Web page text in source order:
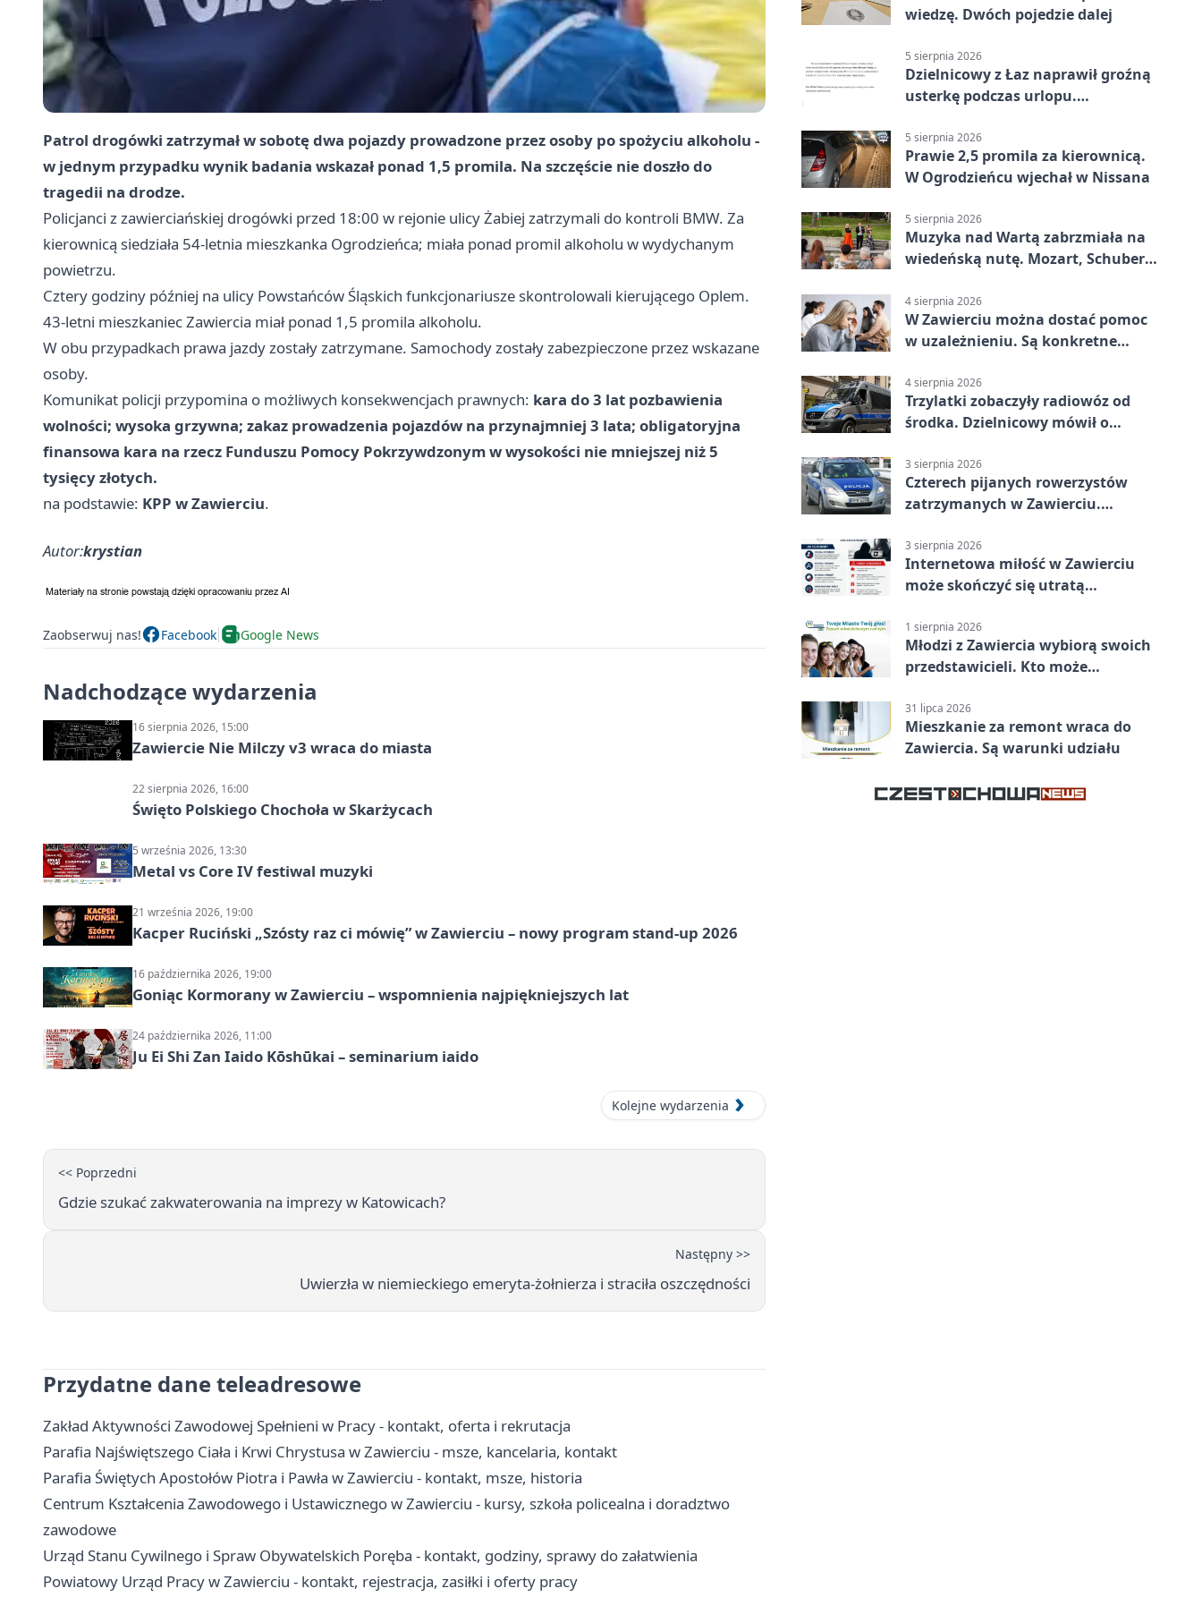
Patrol drogówki zatrzymał w sobotę dwa pojazdy prowadzone przez osoby po spożyciu alkoholu -
w jednym przypadku wynik badania wskazał ponad 1,5 promila. Na szczęście nie doszło do
tragedii na drodze.
Policjanci z zawierciańskiej drogówki przed 18:00 w rejonie ulicy Żabiej zatrzymali do kontroli BMW. Za
kierownicą siedziała 54‑letnia mieszkanka Ogrodzieńca; miała ponad promil alkoholu w wydychanym
powietrzu.
Cztery godziny później na ulicy Powstańców Śląskich funkcjonariusze skontrolowali kierującego Oplem.
43‑letni mieszkaniec Zawiercia miał ponad 1,5 promila alkoholu.
W obu przypadkach prawa jazdy zostały zatrzymane. Samochody zostały zabezpieczone przez wskazane
osoby.
Komunikat policji przypomina o możliwych konsekwencjach prawnych: kara do 3 lat pozbawienia
wolności; wysoka grzywna; zakaz prowadzenia pojazdów na przynajmniej 3 lata; obligatoryjna
finansowa kara na rzecz Funduszu Pomocy Pokrzywdzonym w wysokości nie mniejszej niż 5
tysięcy złotych.
na podstawie: KPP w Zawierciu.
Autor:krystian
Zaobserwuj nas! Facebook Google News
Nadchodzące wydarzenia
16 sierpnia 2026, 15:00
Zawiercie Nie Milczy v3 wraca do miasta
22 sierpnia 2026, 16:00
Święto Polskiego Chochoła w Skarżycach
5 września 2026, 13:30
Metal vs Core IV festiwal muzyki
21 września 2026, 19:00
Kacper Ruciński „Szósty raz ci mówię” w Zawierciu – nowy program stand-up 2026
16 października 2026, 19:00
Goniąc Kormorany w Zawierciu – wspomnienia najpiękniejszych lat
24 października 2026, 11:00
Ju Ei Shi Zan Iaido Kōshūkai – seminarium iaido
Kolejne wydarzenia
<< Poprzedni
Gdzie szukać zakwaterowania na imprezy w Katowicach?
Następny >>
Uwierzła w niemieckiego emeryta-żołnierza i straciła oszczędności
Przydatne dane teleadresowe
Zakład Aktywności Zawodowej Spełnieni w Pracy - kontakt, oferta i rekrutacja
Parafia Najświętszego Ciała i Krwi Chrystusa w Zawierciu - msze, kancelaria, kontakt
Parafia Świętych Apostołów Piotra i Pawła w Zawierciu - kontakt, msze, historia
Centrum Kształcenia Zawodowego i Ustawicznego w Zawierciu - kursy, szkoła policealna i doradztwo
zawodowe
Urząd Stanu Cywilnego i Spraw Obywatelskich Poręba - kontakt, godziny, sprawy do załatwienia
Powiatowy Urząd Pracy w Zawierciu - kontakt, rejestracja, zasiłki i oferty pracy
wiedzę. Dwóch pojedzie dalej
5 sierpnia 2026
Dzielnicowy z Łaz naprawił groźną
usterkę podczas urlopu.
5 sierpnia 2026
Prawie 2,5 promila za kierownicą.
W Ogrodzieńcu wjechał w Nissana
5 sierpnia 2026
Muzyka nad Wartą zabrzmiała na
wiedeńską nutę. Mozart, Schubert i
4 sierpnia 2026
W Zawierciu można dostać pomoc
w uzależnieniu. Są konkretne
4 sierpnia 2026
Trzylatki zobaczyły radiowóz od
środka. Dzielnicowy mówił o
3 sierpnia 2026
Czterech pijanych rowerzystów
zatrzymanych w Zawierciu.
promila
3 sierpnia 2026
Internetowa miłość w Zawierciu
może skończyć się utratą
1 sierpnia 2026
Młodzi z Zawiercia wybiorą swoich
przedstawicieli. Kto może
31 lipca 2026
Mieszkanie za remont wraca do
Zawiercia. Są warunki udziału